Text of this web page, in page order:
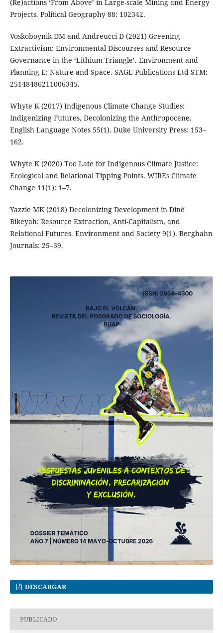
(Re)actions ‘From Above’ in Large-scale Mining and Energy
Projects. Political Geography 88: 102342.
Voskoboynik DM and Andreucci D (2021) Greening
Extractivism: Environmental Discourses and Resource
Governance in the ‘Lithium Triangle’. Environment and
Planning E: Nature and Space. SAGE Publications Ltd STM:
25148486211006345.
Whyte K (2017) Indigenous Climate Change Studies:
Indigenizing Futures, Decolonizing the Anthropocene.
English Language Notes 55(1). Duke University Press: 153–
162.
Whyte K (2020) Too Late for Indigenous Climate Justice:
Ecological and Relational Tipping Points. WIREs Climate
Change 11(1): 1–7.
Yazzie MK (2018) Decolonizing Development in Diné
Bikeyah: Resource Extraction, Anti-Capitalism, and
Relational Futures. Environment and Society 9(1). Berghahn
Journals: 25–39.
DESCARGAR
PUBLICADO